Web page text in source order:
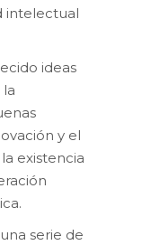
intelectual
ideas
y el
existencia
serie de